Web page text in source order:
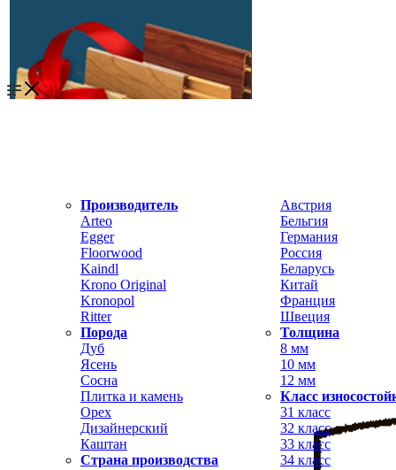
Производитель
Arteo
Egger
Floorwood
Kaindl
Krono Original
Kronopol
Ritter
Порода
Дуб
Ясень
Сосна
Плитка и камень
Орех
Дизайнерский
Каштан
Страна производства
Австрия
Бельгия
Германия
Россия
Беларусь
Китай
Франция
Швеция
Толщина
8 мм
10 мм
12 мм
Класс
31 класс
32 класс
33 класс
34 класс